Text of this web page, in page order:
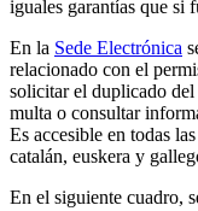
iguales garantías que si
En la Sede Electrónica
relacionado con el
solicitar el duplicado del
multa o consultar
Es accesible en todas
catalán, euskera y
En el siguiente cuadro,